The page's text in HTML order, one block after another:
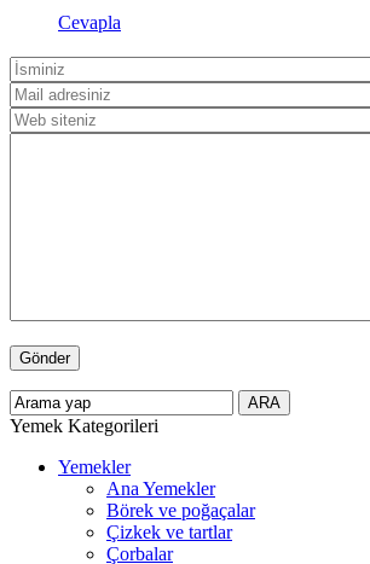
Cevapla
Yemek Kategorileri
Yemekler
Ana Yemekler
Börek ve poğaçalar
Çizkek ve tartlar
Çorbalar